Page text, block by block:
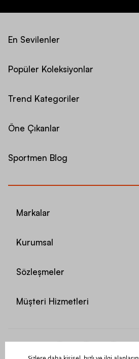
En Sevilenler
Popüler Koleksiyonlar
Trend Kategoriler
Öne Çıkanlar
Sportmen Blog
Markalar
Kurumsal
Sözleşmeler
Müşteri Hizmetleri